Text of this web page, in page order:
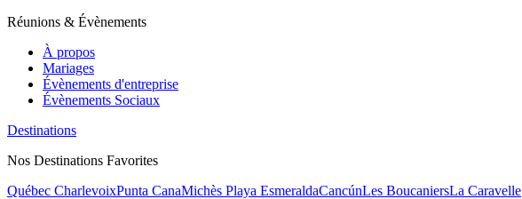
Réunions & Évènements
À propos
Mariages
Évènements d'entreprise
Évènements Sociaux
Destinations
Nos Destinations Favorites
Québec CharlevoixPunta CanaMichès Playa EsmeraldaCancúnLes BoucaniersLa Caravelle